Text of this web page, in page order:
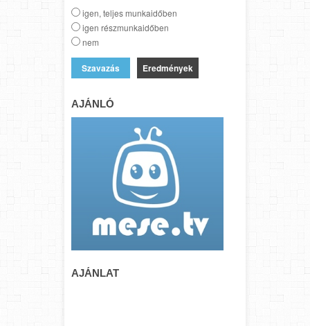
igen, teljes munkaidőben
igen részmunkaidőben
nem
Eredmények
AJÁNLÓ
AJÁNLAT